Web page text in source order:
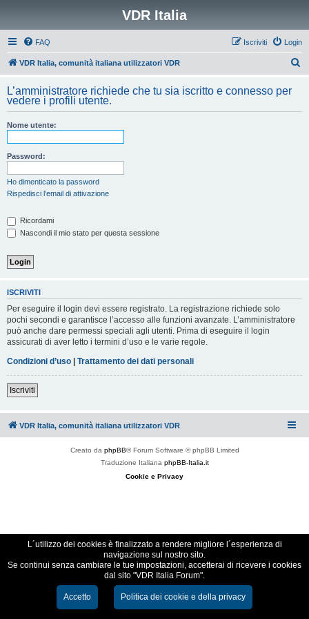
VDR Italia
FAQ Login
Iscriviti
VDR Italia, comunità italiana utilizzatori VDR
c
L’amministratore richiede che tu sia iscritto e connesso per
vedere i profili utente.
Nome utente:
Password:
Ho dimenticato la password
Rispedisci l’email di attivazione
Ricordami
Nascondi il mio stato per questa sessione
ISCRIVITI
Per eseguire il login devi essere registrato. La registrazione richiede solo
pochi secondi e garantisce l’accesso alle funzioni avanzate. L’amministratore
può anche dare permessi speciali agli utenti. Prima di eseguire il login
assicurati di aver letto i termini d’uso e le varie regole.
Condizioni d’uso | Trattamento dei dati personali
Iscriviti
VDR Italia, comunità italiana utilizzatori VDR
Creato da phpBB® Forum Software © phpBB Limited
Traduzione Italiana phpBB-Italia.it
Cookie e Privacy
L´utilizzo dei cookies è finalizzato a rendere migliore l´esperienza di
navigazione sul nostro sito.
Se continui senza cambiare le tue impostazioni, accetterai di ricevere i cookies
dal sito "VDR Italia Forum".
Accetto Politica dei cookie e della privacy